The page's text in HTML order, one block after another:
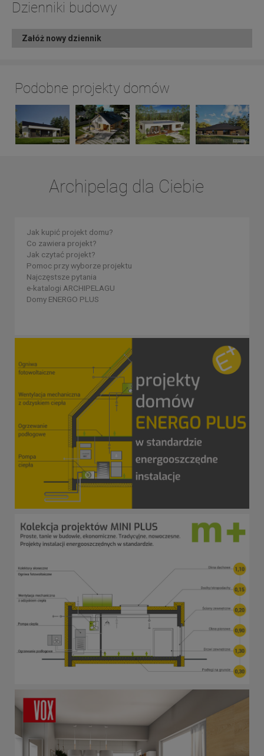
Dzienniki budowy
Załóż nowy dziennik
Podobne projekty domów
Archipelag dla Ciebie
Jak kupić projekt domu?
Co zawiera projekt?
Jak czytać projekt?
Pomoc przy wyborze projektu
Najczęstsze pytania
e-katalogi ARCHIPELAGU
Domy ENERGO PLUS